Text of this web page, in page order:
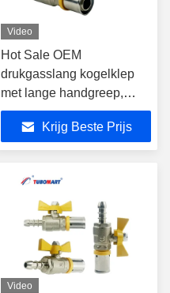
Video
Hot Sale OEM
drukgasslang kogelklep
met lange handgreep,
maat S16X10, geschikt
voor PAP meerlaagse
gasleidingen.
Krijg Beste Prijs
Video